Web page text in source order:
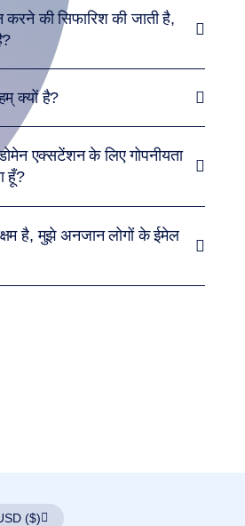
करने की सिफारिश की जाती है,
क्यों है?
एक्सटेंशन के लिए गोपनीयता
हूँ?
है, मुझे अनजान लोगों के ईमेल
($)